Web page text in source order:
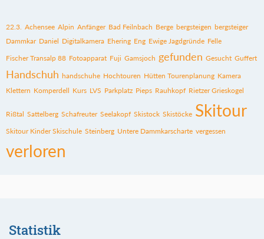
22.3. Achensee Alpin Anfänger Bad Feilnbach Berge bergsteigen bergsteiger
Dammkar Daniel Digitalkamera Ehering Eng Ewige Jagdgründe Felle
Fischer Transalp 88 Fotoapparat Fuji Gamsjoch gefunden Gesucht Guffert
Handschuh handschuhe Hochtouren Hütten Tourenplanung Kamera
Klettern Komperdell Kurs LVS Parkplatz Pieps Rauhkopf Rietzer Grieskogel
Rißtal Sattelberg Schafreuter Seelakopf Skistock Skistöcke Skitour
Skitour Kinder Skischule Steinberg Untere Dammkarscharte vergessen
verloren
Statistik